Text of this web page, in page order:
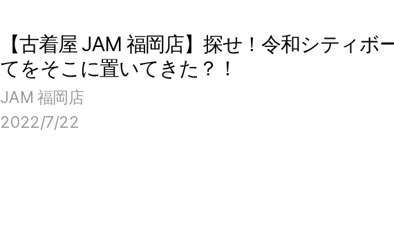
【古着屋 JAM 福岡店】探せ！令和シティ
てをそこに置いてきた？！
JAM 福岡店
2022/7/22